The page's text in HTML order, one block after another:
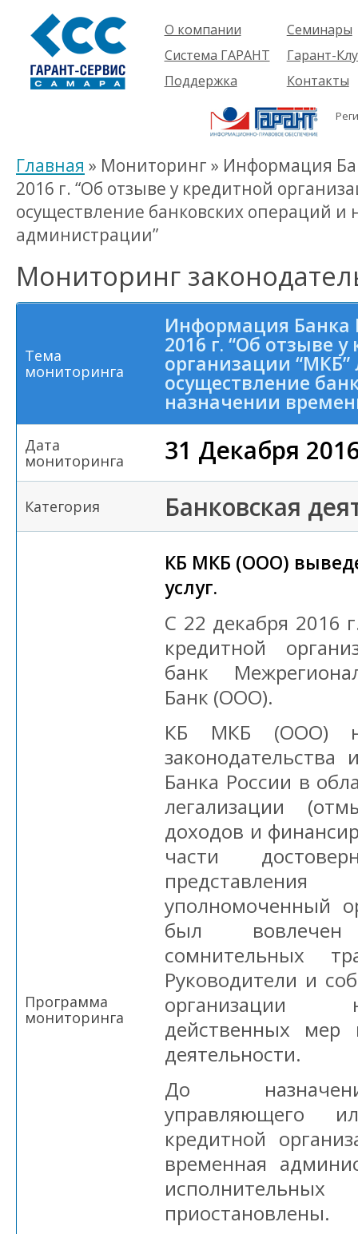
О компании
Компания
Проекты
Партнеры
Вакансии
Реквизиты
Информация
Система ГАРАНТ
О системе
решения
Комплекты
История
Поддержка
Пользователям
Будущим
пользователям
Семинары
Об услуге
семинары
Гарант-
Контакты
Главная » Мониторинг » Информация
2016 г. “Об отзыве у кредитной
осуществление банковских операций
администрации”
Мониторинг
Тема
мониторинга
Информация Банка
2016 г. “Об отзыве
организации
осуществление
назначении
Дата
мониторинга
31 Декабря
Категория Банковская
Программа
мониторинга
КБ МКБ (ООО)
услуг.
С 22 декабря 2016
кредитной
банк
Банк (ООО).
КБ МКБ (ООО)
Банка России в
легализации
доходов и
части
уполномоченный
был
сомнительных
Руководители и
организации
действенных мер
деятельности.
До
управляющего
кредитной
временная
приостановлены.